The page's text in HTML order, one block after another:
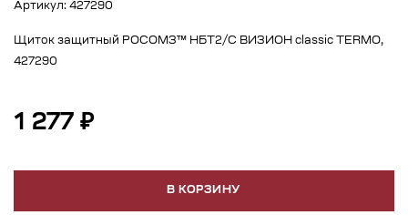
Артикул: 427290
Щиток защитный РОСОМЗ™ НБТ2/С ВИЗИОН classic TERMO,
427290
1 277 ₽
В КОРЗИНУ